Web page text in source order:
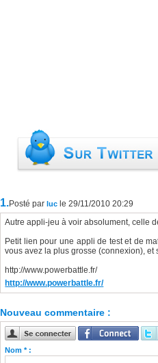
1.Posté par luc le 29/11/2010 20:29
Autre appli-jeu à voir absolument, celle
Petit lien pour une appli de test et de
vous avez la plus grosse (connexion), et
http://www.powerbattle.fr/
http://www.powerbattle.fr/
Nouveau commentaire :
Nom * :